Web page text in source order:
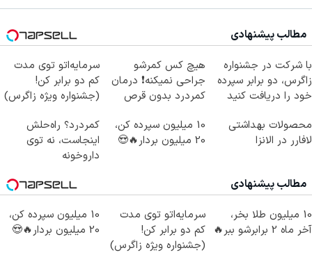
مطالب پیشنهادی
با شرکت در جشنواره
زاگرس، دو برابر سپرده
خود را دریافت کنید
هیچ کس کمرشو
جراحی نمیکنه❗ درمان
کمردرد بدون قرص
سرمایه‌اتو توی مدت
کم دو برابر کن!
(جشنواره ویژه زاگرس)
محصولات بهداشتی
لافارر در الانزا
10 میلیون سپرده کن،
20 میلیون بردار🔥😍
کمردرد؟ راه‌حلش
اینجاست، نه توی
داروخونه
مطالب پیشنهادی
10 میلیون طلا بخر،
آخر ماه 2 برابرشو ببر🔥
سرمایه‌اتو توی مدت
کم دو برابر کن!
(جشنواره ویژه زاگرس)
10 میلیون سپرده کن،
20 میلیون بردار🔥😍